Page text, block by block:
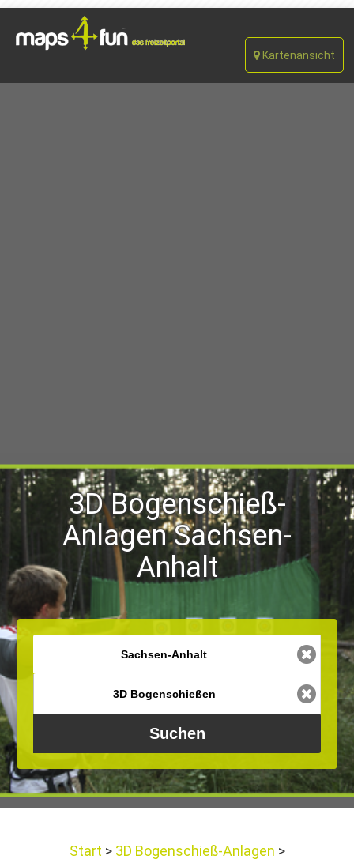
Kartenansicht
3D Bogenschieß-
Anlagen Sachsen-
Anhalt
Start
3D Bogenschieß-Anlagen